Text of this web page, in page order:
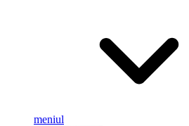
meniul